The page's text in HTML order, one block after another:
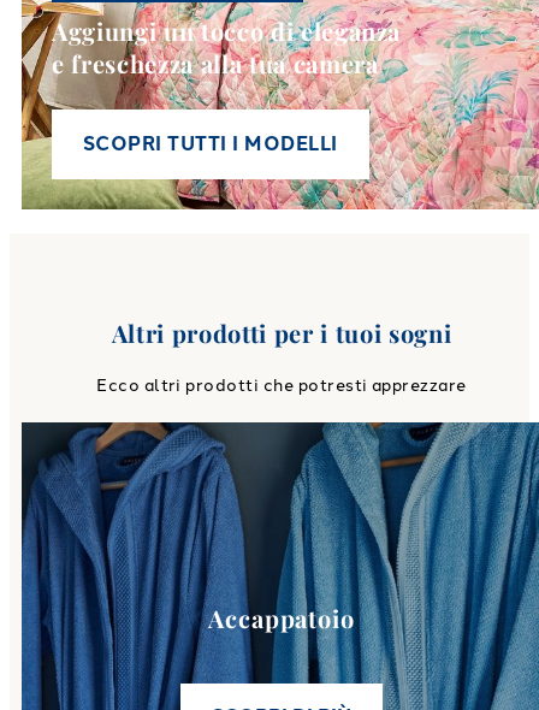
Aggiungi un tocco di eleganza
e freschezza alla tua camera
SCOPRI TUTTI I MODELLI
Altri prodotti per i tuoi sogni
Ecco altri prodotti che potresti apprezzare
Link toAccappatoiocategory
Accappatoio